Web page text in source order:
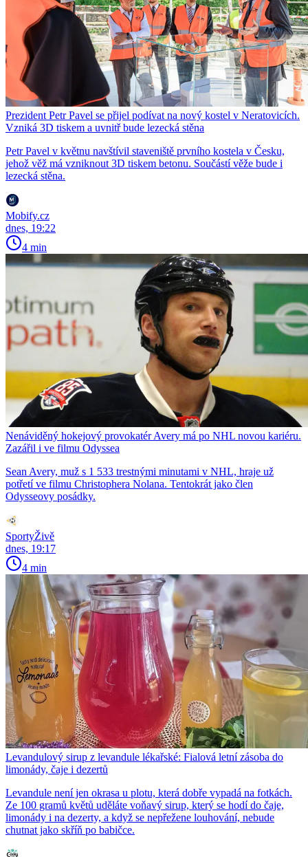
Prezident Petr Pavel se přijel podívat na nový kostel v Neratovicích.
Vzniká 3D tiskem a uvnitř bude lezecká stěna
Petr Pavel v květnu navštívil staveniště prvního kostela v Česku,
jehož věž má vzniknout 3D tiskem betonu. Součástí věže bude i
lezecká stěna.
Mobify.cz
dnes, 19:22
4 min
Nenáviděný hokejový provokatér Avery má po NHL novou kariéru.
Zazářil i ve filmu Odyssea
Sean Avery, muž s 1 533 trestnými minutami v NHL, hraje už
potřetí ve filmu Christophera Nolana. Tentokrát jako člen
Odysseovy posádky.
SportyŽivě
dnes, 19:17
4 min
Levandulový sirup z levandule lékařské: Fialová letní zásoba do
limonády, čaje i dezertů
Levandule není jen okrasa u plotu, která dobře vypadá na fotkách.
Ze 100 gramů květů uděláte voňavý sirup, který se hodí do čaje,
limonády i na dezerty, a když se nepřežene louhování, nebude
chutnat jako skříň po babičce.